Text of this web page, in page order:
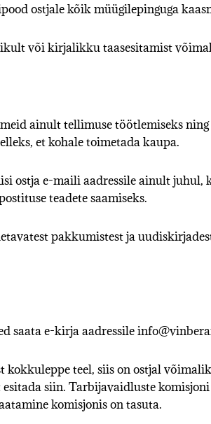
ostjale kõik müügilepinguga
või kirjalikku taasesitamist
ainult tellimuse töötlemiseks
et kohale toimetada kaupa.
ostja e-maili aadressile ainult juhul,
teadete saamiseks.
pakkumistest ja
saata e-kirja aadressile
kokkuleppe teel, siis on ostjal
siin. Tarbijavaidluste
komisjonis on tasuta.